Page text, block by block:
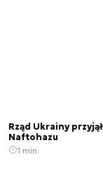
Rząd Ukrainy
Naftohazu
1 min.